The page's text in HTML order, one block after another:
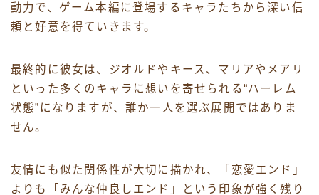
動力で、ゲーム本編に登場するキャラたちから深い信
頼と好意を得ていきます。
最終的に彼女は、ジオルドやキース、マリアやメアリ
といった多くのキャラに想いを寄せられる“ハーレム
状態”になりますが、誰か一人を選ぶ展開ではありま
せん。
友情にも似た関係性が大切に描かれ、「恋愛エンド」
よりも「みんな仲良しエンド」という印象が強く残り